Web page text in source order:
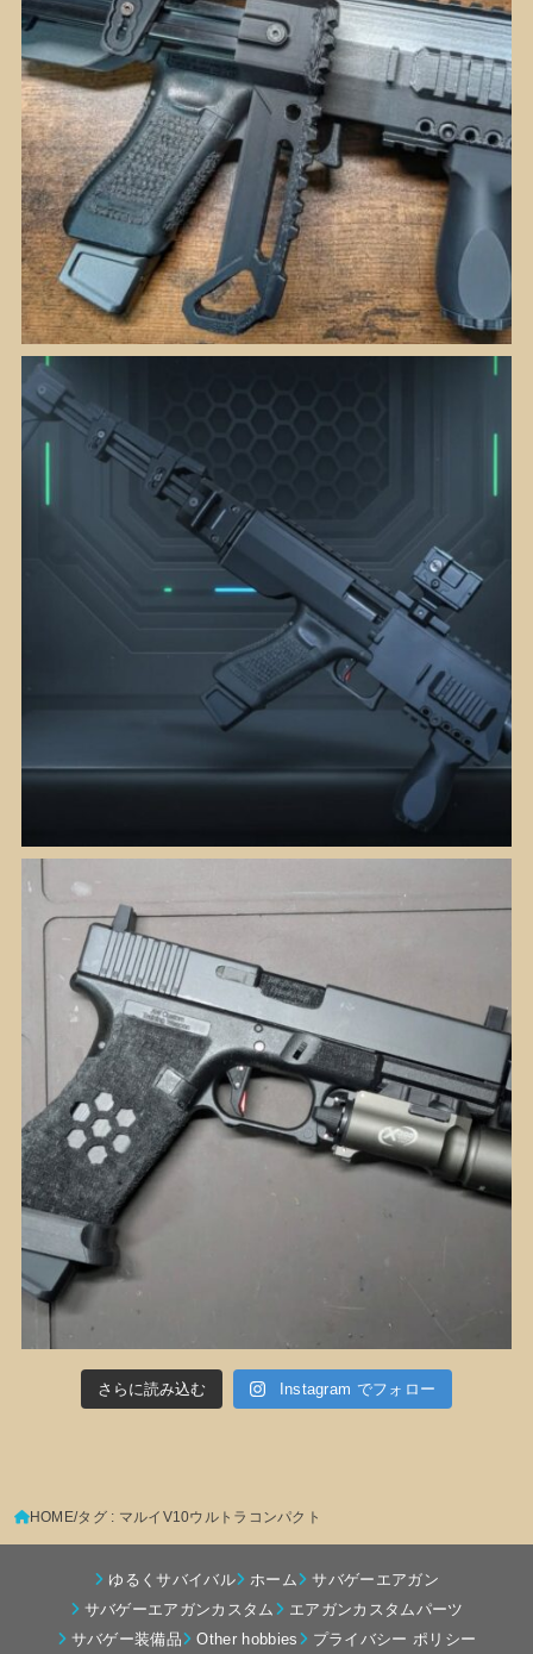
さらに読み込む Instagram でフォロー
HOME タグ : マルイV10ウルトラコンパクト
ゆるくサバイバル ホーム
サバゲーエアガン
サバゲーエアガンカスタム
エアガンカスタムパーツ
サバゲー装備品
Other hobbies プライバシー ポリシー